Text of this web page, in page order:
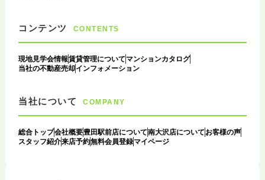
コンテンツ CONTENTS
現地見学会情報賃貸管理について マンションカタログ
当社の不動産売却インフォメーション
当社について COMPANY
総合トップ会社概要豊田駅前店について南大沢店について お客様の声
スタッフ紹介来店予約無料会員登録マイページ